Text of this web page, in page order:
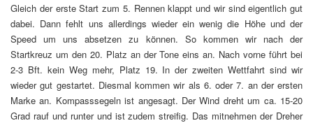
Gleich der erste Start zum 5. Rennen klappt und wir sind eigentlich gut
dabei. Dann fehlt uns allerdings wieder ein wenig die Höhe und der
Speed um uns absetzen zu können. So kommen wir nach der
Startkreuz um den 20. Platz an der Tone eins an. Nach vorne führt bei
2-3 Bft. kein Weg mehr, Platz 19. In der zweiten Wettfahrt sind wir
wieder gut gestartet. Diesmal kommen wir als 6. oder 7. an der ersten
Marke an. Kompasssegeln ist angesagt. Der Wind dreht um ca. 15-20
Grad rauf und runter und ist zudem streifig. Das mitnehmen der Dreher